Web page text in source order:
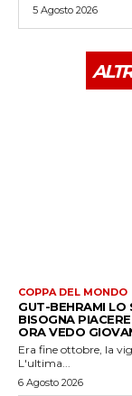
5 Agosto 2026
COPPA DEL MONDO
GUT-BEHRAMI LO
BISOGNA
ORA VEDO
Era fine ottobre, la
L'ultima...
6 Agosto 2026